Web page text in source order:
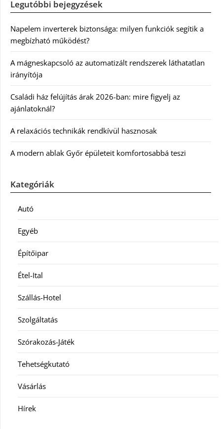
Legutóbbi bejegyzések
Napelem inverterek biztonsága: milyen funkciók segítik a
megbízható működést?
A mágneskapcsoló az automatizált rendszerek láthatatlan
irányítója
Családi ház felújítás árak 2026-ban: mire figyelj az
ajánlatoknál?
A relaxációs technikák rendkívül hasznosak
A modern ablak Győr épületeit komfortosabbá teszi
Kategóriák
Autó
Egyéb
Építőipar
Étel-Ital
Szállás-Hotel
Szolgáltatás
Szórakozás-Játék
Tehetségkutató
Vásárlás
Hírek